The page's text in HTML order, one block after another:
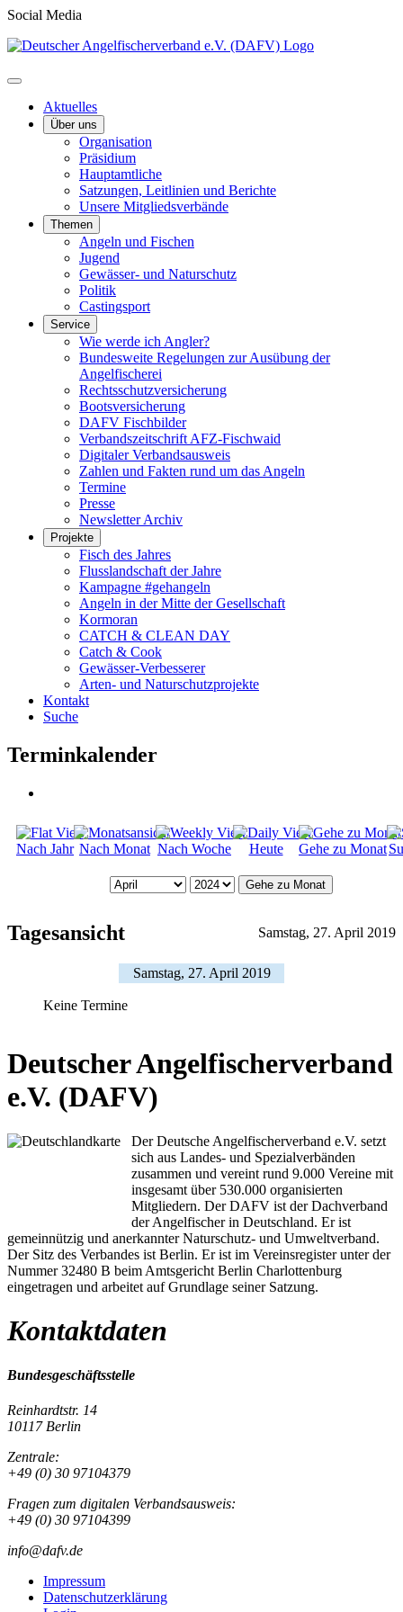
Social Media
Aktuelles
Über uns
Organisation
Präsidium
Hauptamtliche
Satzungen, Leitlinien und Berichte
Unsere Mitgliedsverbände
Themen
Angeln und Fischen
Jugend
Gewässer- und Naturschutz
Politik
Castingsport
Service
Wie werde ich Angler?
Bundesweite Regelungen zur Ausübung der
Angelfischerei
Rechtsschutzversicherung
Bootsversicherung
DAFV Fischbilder
Verbandszeitschrift AFZ-Fischwaid
Digitaler Verbandsausweis
Zahlen und Fakten rund um das Angeln
Termine
Presse
Newsletter Archiv
Projekte
Fisch des Jahres
Flusslandschaft der Jahre
Kampagne #gehangeln
Angeln in der Mitte der Gesellschaft
Kormoran
CATCH & CLEAN DAY
Catch & Cook
Gewässer-Verbesserer
Arten- und Naturschutzprojekte
Kontakt
Suche
Terminkalender
Nach Jahr Nach Monat Nach Woche Heute Gehe zu Monat
Gehe zu Monat
Tagesansicht Samstag, 27. April 2019
Samstag, 27. April 2019
Keine Termine
Deutscher Angelfischerverband
e.V. (DAFV)
Der Deutsche Angelfischerverband e.V. setzt
sich aus Landes- und Spezialverbänden
zusammen und vereint rund 9.000 Vereine mit
insgesamt über 530.000 organisierten
Mitgliedern. Der DAFV ist der Dachverband
der Angelfischer in Deutschland. Er ist
gemeinnützig und anerkannter Naturschutz- und Umweltverband.
Der Sitz des Verbandes ist Berlin. Er ist im Vereinsregister unter der
Nummer 32480 B beim Amtsgericht Berlin Charlottenburg
eingetragen und arbeitet auf Grundlage seiner Satzung.
Kontaktdaten
Bundesgeschäftsstelle
Reinhardtstr. 14
10117 Berlin
Zentrale:
+49 (0) 30 97104379
Fragen zum digitalen Verbandsausweis:
+49 (0) 30 97104399
info@dafv.de
Impressum
Datenschutzerklärung